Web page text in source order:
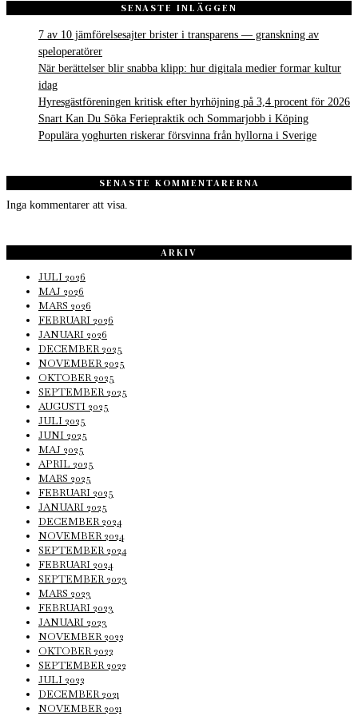
SENASTE INLÄGGEN
7 av 10 jämförelsesajter brister i transparens — granskning av
speloperatörer
När berättelser blir snabba klipp: hur digitala medier formar kultur
idag
Hyresgästföreningen kritisk efter hyrhöjning på 3,4 procent för 2026
Snart Kan Du Söka Feriepraktik och Sommarjobb i Köping
Populära yoghurten riskerar försvinna från hyllorna i Sverige
SENASTE KOMMENTARERNA
Inga kommentarer att visa.
ARKIV
JULI 2026
MAJ 2026
MARS 2026
FEBRUARI 2026
JANUARI 2026
DECEMBER 2025
NOVEMBER 2025
OKTOBER 2025
SEPTEMBER 2025
AUGUSTI 2025
JULI 2025
JUNI 2025
MAJ 2025
APRIL 2025
MARS 2025
FEBRUARI 2025
JANUARI 2025
DECEMBER 2024
NOVEMBER 2024
SEPTEMBER 2024
FEBRUARI 2024
SEPTEMBER 2023
MARS 2023
FEBRUARI 2023
JANUARI 2023
NOVEMBER 2022
OKTOBER 2022
SEPTEMBER 2022
JULI 2022
DECEMBER 2021
NOVEMBER 2021